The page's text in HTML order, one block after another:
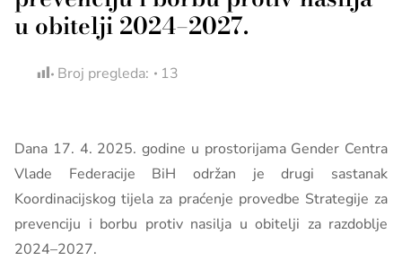
u obitelji 2024–2027.
Broj pregleda: 13
Dana 17. 4. 2025. godine u prostorijama Gender Centra
Vlade Federacije BiH održan je drugi sastanak
Koordinacijskog tijela za praćenje provedbe Strategije za
prevenciju i borbu protiv nasilja u obitelji za razdoblje
2024–2027.